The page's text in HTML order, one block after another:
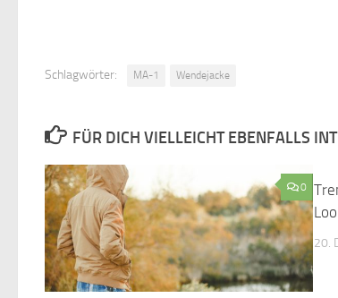
Schlagwörter: MA-1 Wendejacke
FÜR DICH VIELLEICHT EBENFALLS
0
20.